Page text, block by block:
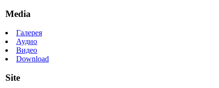
Media
Галерея
Аудио
Видео
Download
Site